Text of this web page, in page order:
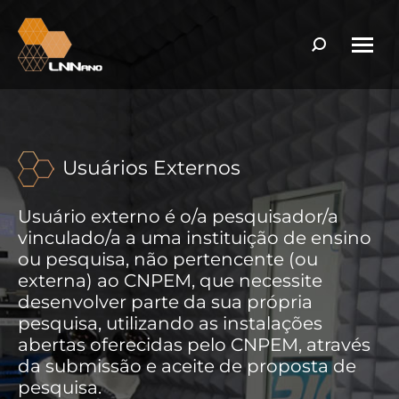
Search:
Usuários Externos
Usuário externo é o/a pesquisador/a
vinculado/a a uma instituição de ensino
ou pesquisa, não pertencente (ou
externa) ao CNPEM, que necessite
desenvolver parte da sua própria
pesquisa, utilizando as instalações
abertas oferecidas pelo CNPEM, através
da submissão e aceite de proposta de
pesquisa.